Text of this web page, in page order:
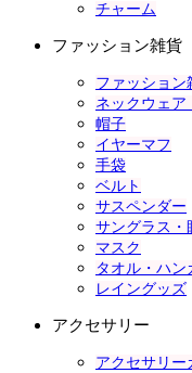
チャーム
ファッション雑貨
ファッション
ネックウェア
帽子
イヤーマフ
手袋
ベルト
サスペンダー
サングラス・
マスク
タオル・ハン
レイングッズ
アクセサリー
アクセサリー